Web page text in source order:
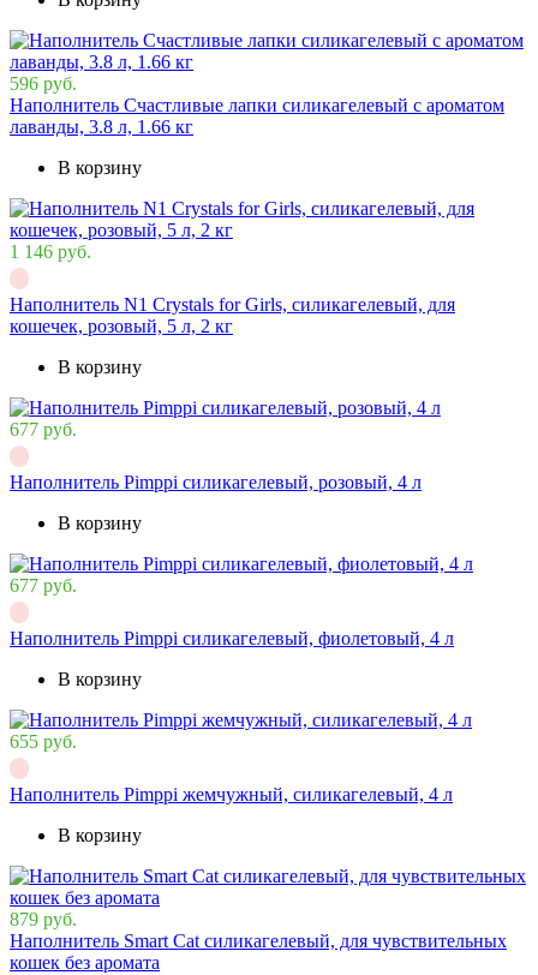
596 руб.
Наполнитель Счастливые лапки силикагелевый с ароматом
лаванды, 3.8 л, 1.66 кг
В корзину
1 146 руб.
Наполнитель N1 Crystals for Girls, силикагелевый, для
кошечек, розовый, 5 л, 2 кг
В корзину
677 руб.
Наполнитель Pimppi силикагелевый, розовый, 4 л
В корзину
677 руб.
Наполнитель Pimppi силикагелевый, фиолетовый, 4 л
В корзину
655 руб.
Наполнитель Pimppi жемчужный, силикагелевый, 4 л
В корзину
879 руб.
Наполнитель Smart Cat cиликагелевый, для чувствительных
кошек без аромата